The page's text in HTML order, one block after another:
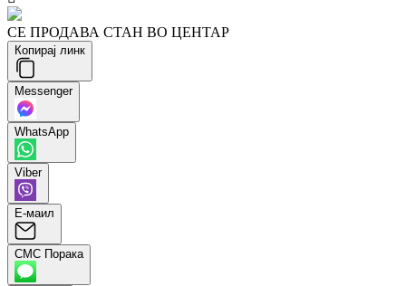
СЕ ПРОДАВА СТАН ВО ЦЕНТАР
Копирај линк
Messenger
WhatsApp
Viber
Е-маил
СМС Порака